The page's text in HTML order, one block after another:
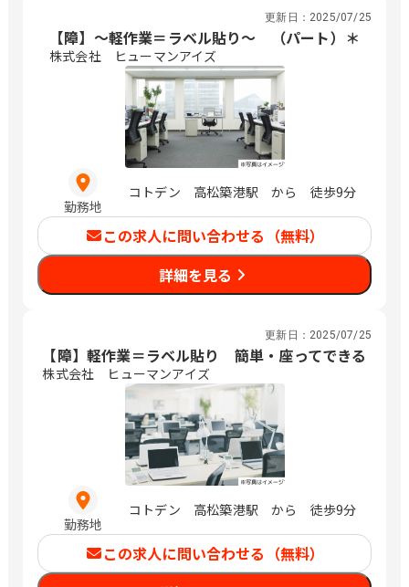
更新日： 2025/07/25
【障】〜軽作業＝ラベル貼り〜 （パート）＊
株式会社 ヒューマンアイズ
勤務地
コトデン 高松築港駅 から 徒歩9分
この求人に問い合わせる（無料）
詳細を見る
更新日： 2025/07/25
【障】軽作業＝ラベル貼り 簡単・座ってできる
株式会社 ヒューマンアイズ
勤務地
コトデン 高松築港駅 から 徒歩9分
この求人に問い合わせる（無料）